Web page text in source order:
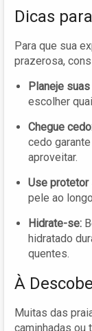
Dicas
Para que sua
prazerosa,
Planeje
escolher
Chegue
cedo
aproveitar.
Use protetor
pele ao
Hidrate-se:
hidratado
quentes.
À
Muitas das
caminhadas ou